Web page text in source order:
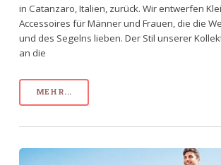
in Catanzaro, Italien, zurück. Wir entwerfen
Accessoires für Männer und Frauen, die die
und des Segelns lieben. Der Stil unserer
an die
MEHR...